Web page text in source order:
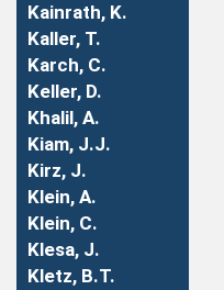
Kainrath, K.
Kaller, T.
Karch, C.
Keller, D.
Khalil, A.
Kiam, J.J.
Kirz, J.
Klein, A.
Klein, C.
Klesa, J.
Kletz, B.T.